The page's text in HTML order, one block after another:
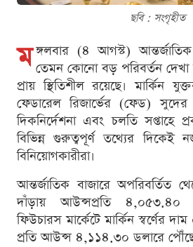
ছবি : সংগৃহীত
ম ঙ্গলবার (৪ আগস্ট) আন্তর্জাতিক
তেমন কোনো বড় পরিবর্তন দেখা
প্রায় স্থিতিশীল রয়েছে। মার্কিন
ফেডারেল রিজার্ভের (ফেড)
দিকনির্দেশনা এবং চলতি সপ্তাহে
বিভিন্ন গুরুত্বপূর্ণ তথ্যের দিকেই
বিনিয়োগকারীরা।
আন্তর্জাতিক বাজারে অপরিবর্তিত
দাঁড়ায় আউন্সপ্রতি ৪,০৫৩.৪০
ফিউচারস মার্কেটে মার্কিন স্বর্ণের
প্রতি আউন্স ৪,১১৪.৩০ ডলারে